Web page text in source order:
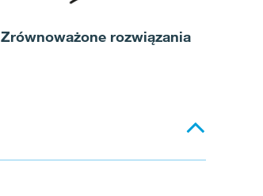
Zrównoważone rozwiązania